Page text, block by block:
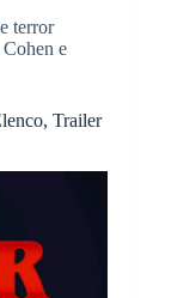
terror
e
Trailer